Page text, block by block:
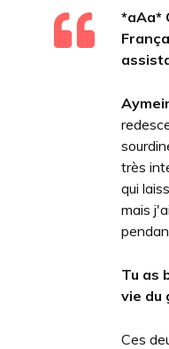
*aAa*
très
qui
mais
Tu as
vie du
Ces